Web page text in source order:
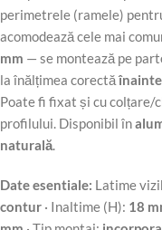
perimetrele (ramele)
acomodează cele mai
mm — se montează pe
la înălțimea corectă
Poate fi fixat și cu colțare/
profilului. Disponibil în
naturală.
Date esentiale: Latime
contur · Inaltime (H): 18